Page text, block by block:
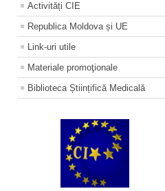
Activități CIE
Republica Moldova și UE
Link-uri utile
Materiale promoţionale
Biblioteca Științifică Medicală